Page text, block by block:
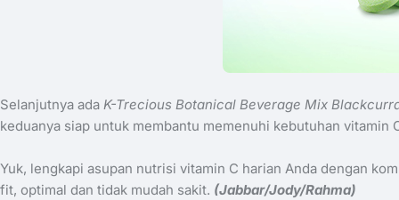
Selanjutnya ada K-Trecious Botanical Beverage Mix
keduanya siap untuk membantu memenuhi kebutuhan
Yuk, lengkapi asupan nutrisi vitamin C harian Anda dengan
fit, optimal dan tidak mudah sakit. (Jabbar/Jody/Rahma)